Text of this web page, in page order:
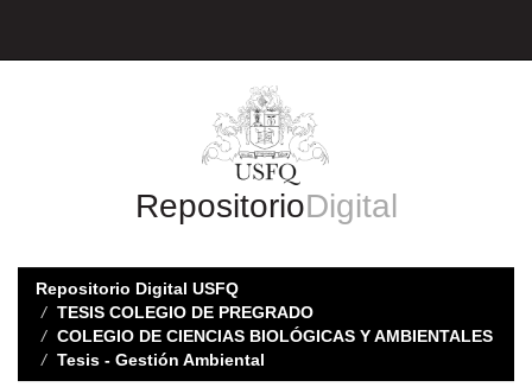
RepositorioDigital
Repositorio Digital USFQ
TESIS COLEGIO DE PREGRADO
COLEGIO DE CIENCIAS BIOLÓGICAS Y AMBIENTALES
Tesis - Gestión Ambiental